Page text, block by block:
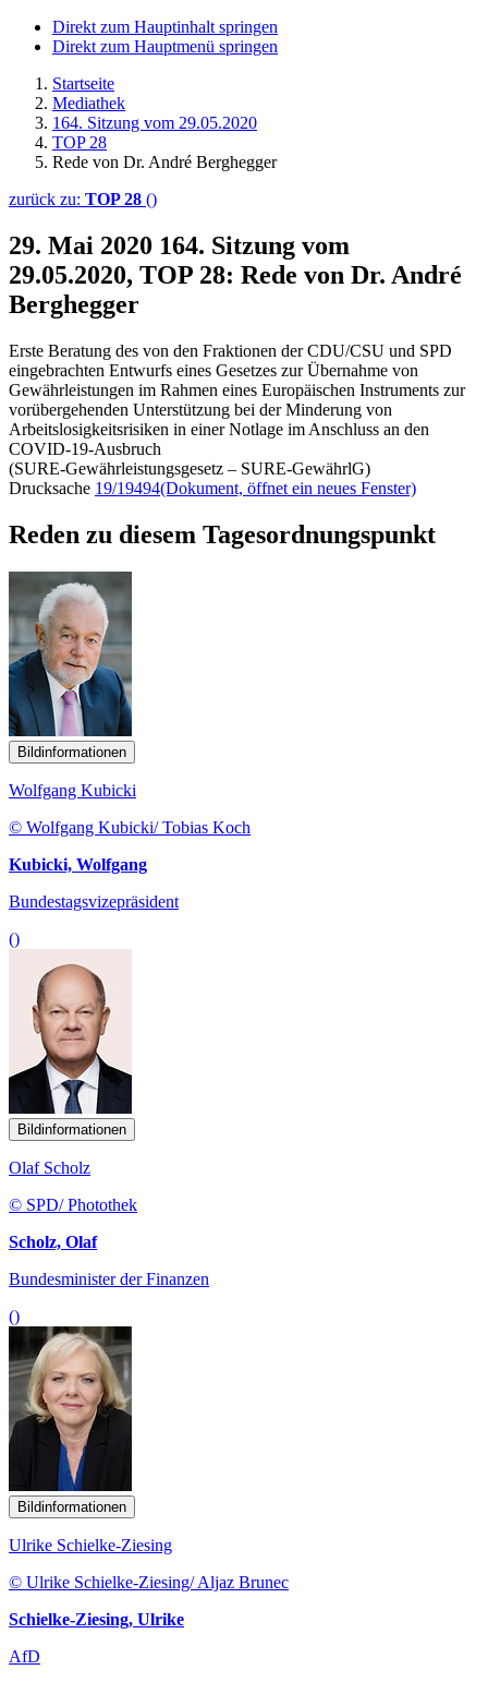
Direkt zum Hauptinhalt springen
Direkt zum Hauptmenü springen
Startseite
Mediathek
164. Sitzung vom 29.05.2020
TOP 28
Rede von Dr. André Berghegger
zurück zu: TOP 28 ()
29. Mai 2020 164. Sitzung vom
29.05.2020, TOP 28: Rede von Dr. André
Berghegger
Erste Beratung des von den Fraktionen der CDU/CSU und SPD
eingebrachten Entwurfs eines Gesetzes zur Übernahme von
Gewährleistungen im Rahmen eines Europäischen Instruments zur
vorübergehenden Unterstützung bei der Minderung von
Arbeitslosigkeitsrisiken in einer Notlage im Anschluss an den
COVID-19-Ausbruch
(SURE-Gewährleistungsgesetz – SURE-GewährlG)
Drucksache 19/19494(Dokument, öffnet ein neues Fenster)
Reden zu diesem Tagesordnungspunkt
Bildinformationen
Wolfgang Kubicki
© Wolfgang Kubicki/ Tobias Koch
Kubicki, Wolfgang
Bundestagsvizepräsident
()
Bildinformationen
Olaf Scholz
© SPD/ Photothek
Scholz, Olaf
Bundesminister der Finanzen
()
Bildinformationen
Ulrike Schielke-Ziesing
© Ulrike Schielke-Ziesing/ Aljaz Brunec
Schielke-Ziesing, Ulrike
AfD